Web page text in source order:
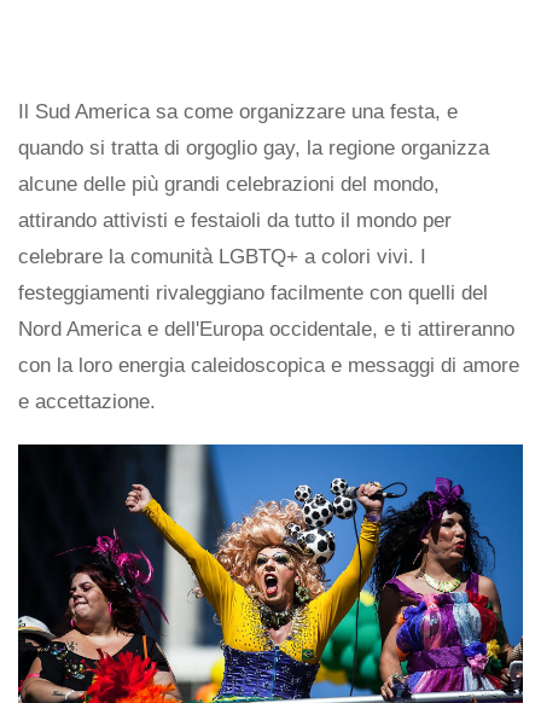
Il Sud America sa come organizzare una festa, e
quando si tratta di orgoglio gay, la regione organizza
alcune delle più grandi celebrazioni del mondo,
attirando attivisti e festaioli da tutto il mondo per
celebrare la comunità LGBTQ+ a colori vivi. I
festeggiamenti rivaleggiano facilmente con quelli del
Nord America e dell'Europa occidentale, e ti attireranno
con la loro energia caleidoscopica e messaggi di amore
e accettazione.